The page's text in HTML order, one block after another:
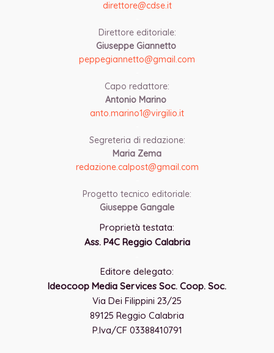
direttore@cdse.it
Direttore editoriale:
Giuseppe Giannetto
peppegiannetto@gmail.com
Capo redattore:
Antonio Marino
anto.marino1@virgilio.it
Segreteria di redazione:
Maria Zema
redazione.calpost@gmail.com
Progetto tecnico editoriale:
Giuseppe Gangale
Proprietà testata:
Ass. P4C Reggio Calabria
Editore delegato:
Ideocoop Media Services Soc. Coop. Soc.
Via Dei Filippini 23/25
89125 Reggio Calabria
P.Iva/CF 03388410791